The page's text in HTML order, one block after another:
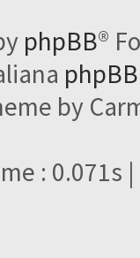
phpBB®
by
: 0.071s